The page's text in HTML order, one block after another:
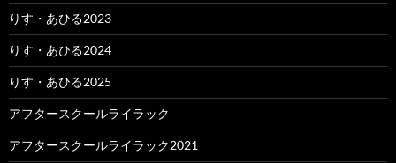
りす・あひる2023
りす・あひる2024
りす・あひる2025
アフタースクールライラック
アフタースクールライラック2021